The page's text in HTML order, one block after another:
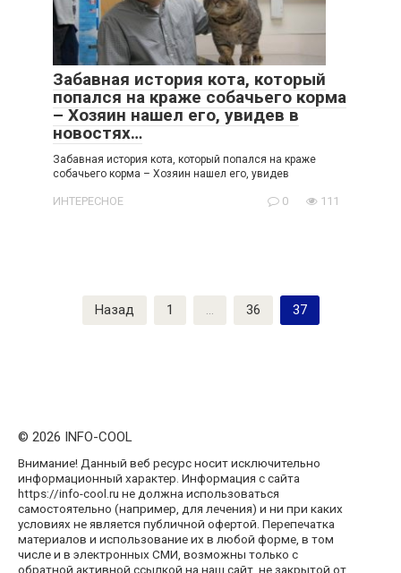
Забавная история кота, который
попался на краже собачьего корма
– Хозяин нашел его, увидев в
новостях…
Забавная история кота, который попался на краже
собачьего корма – Хозяин нашел его, увидев
ИНТЕРЕСНОЕ 0 111
Назад 1 36 37
© 2026 INFO-COOL
Внимание! Данный веб ресурс носит исключительно
информационный характер. Информация с сайта
https://info-cool.ru не должна использоваться
самостоятельно (например, для лечения) и ни при каких
условиях не является публичной офертой. Перепечатка
материалов и использование их в любой форме, в том
числе и в электронных СМИ, возможны только с
обратной активной ссылкой на наш сайт, не закрытой от